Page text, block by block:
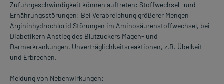
Zufuhrgeschwindigkeit können auftreten: Stoffwechsel- und
Ernährungsstörungen: Bei Verabreichung größerer Mengen
Argininhydrochlorid Störungen im Aminosäurenstoffwechsel, bei
Diabetikern Anstieg des Blutzuckers Magen- und
Darmerkrankungen, Unverträglichkeitsreaktionen, z.B. Übelkeit
und Erbrechen.
Meldung von Nebenwirkungen: